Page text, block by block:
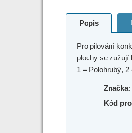
Popis
Pro pilování
plochy se zužují
1 = Polohrubý,
Značka:
Kód